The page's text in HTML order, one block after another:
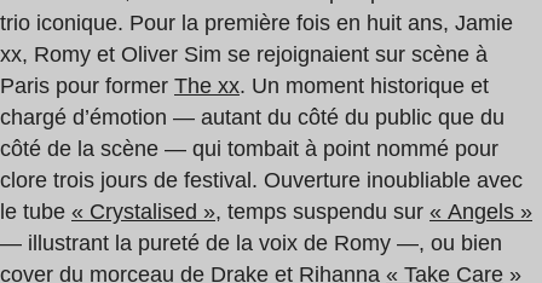
trio iconique. Pour la première fois en huit ans, Jamie
xx, Romy et Oliver Sim se rejoignaient sur scène à
Paris pour former The xx. Un moment historique et
chargé d’émotion — autant du côté du public que du
côté de la scène — qui tombait à point nommé pour
clore trois jours de festival. Ouverture inoubliable avec
le tube « Crystalised », temps suspendu sur « Angels »
— illustrant la pureté de la voix de Romy —, ou bien
cover du morceau de Drake et Rihanna « Take Care »